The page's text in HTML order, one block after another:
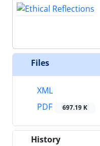
Files
XML
PDF
697.19 K
History